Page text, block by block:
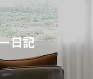
日記